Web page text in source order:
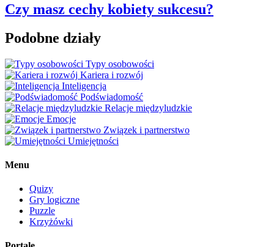
Czy masz cechy kobiety sukcesu?
Podobne działy
Typy osobowości
Kariera i rozwój
Inteligencja
Podświadomość
Relacje międzyludzkie
Emocje
Związek i partnerstwo
Umiejętności
Menu
Quizy
Gry logiczne
Puzzle
Krzyżówki